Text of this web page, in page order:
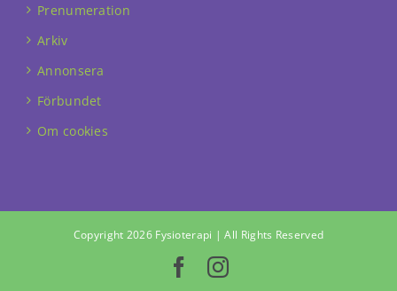
Prenumeration
Arkiv
Annonsera
Förbundet
Om cookies
Copyright 2026 Fysioterapi | All Rights Reserved
Facebook
Instagram